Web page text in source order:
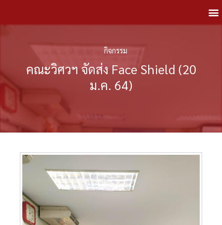
กิจกรรม
คณะวิศวฯ จัดส่ง Face Shield (20
ม.ค. 64)